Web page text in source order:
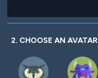
2. CHOOSE AN AVATAR